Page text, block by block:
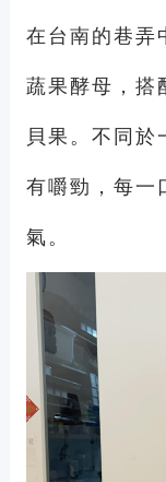
在台南的巷弄
蔬果酵母，搭
貝果。不同
有嚼勁，每一
氣。